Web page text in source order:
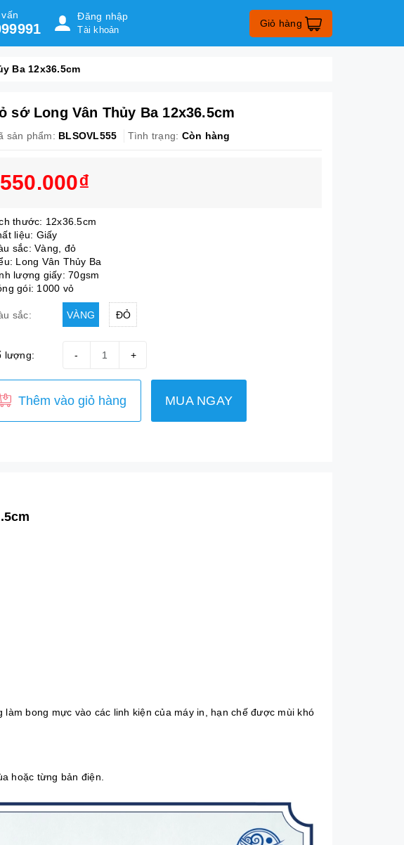
Đăng nhập
Tài khoản
Giỏ hàng
Ba 12x36.5cm
sớ Long Vân Thủy Ba 12x36.5cm
sản phẩm: BLSOVL555 Tình trạng: Còn hàng
550.000₫
thước: 12x36.5cm
liệu: Giấy
sắc: Vàng, đỏ
Long Vân Thủy Ba
lượng giấy: 70gsm
gói: 1000 vỏ
sắc: VÀNG ĐỎ
lượng: +
-
Thêm vào giỏ hàng MUA NGAY
bong mực vào các linh kiện của máy in, hạn chế được mùi khó
hoặc từng bản điện.